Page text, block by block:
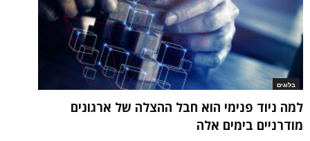
בלוגים
למה ניוד פנימי הוא חבל ההצלה של ארגונים
מודרניים בימים אלה